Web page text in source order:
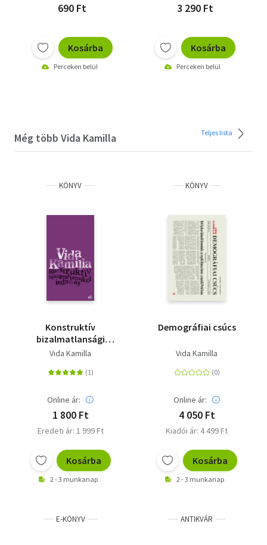
690 Ft
Kosárba
Perceken belül
3 290 Ft
Kosárba
Perceken belül
Még több Vida Kamilla Teljes lista
KÖNYV
Konstruktív
bizalmatlansági
indítvány
Vida Kamilla
Online ár:
1 800 Ft
Eredeti ár: 1 999 Ft
Kosárba
2 - 3 munkanap
KÖNYV
Demográfiai csúcs
Vida Kamilla
Online ár:
4 050 Ft
Kiadói ár: 4 499 Ft
Kosárba
2 - 3 munkanap
E-KÖNYV ANTIKVÁR